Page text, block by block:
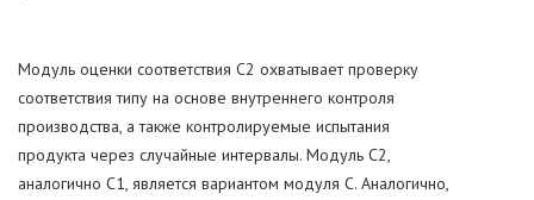
Модуль оценки соответствия C2 охватывает проверку
соответствия типу на основе внутреннего контроля
производства, а также контролируемые испытания
продукта через случайные интервалы. Модуль C2,
аналогично C1, является вариантом модуля C. Аналогично,